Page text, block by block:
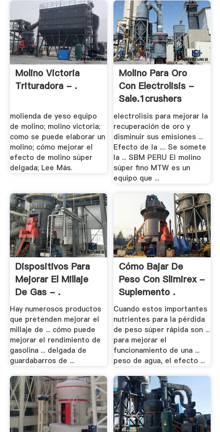
Molino Victoria
Trituradora - .
molienda de yeso equipo
de molino; molino victoria;
como se puede elaborar un
molino; cómo mejorar el
efecto de molino súper
delgada; Lee Más.
Molino Para Oro
Con Electrolisis -
Sale.1crushers
electrolisis para mejorar la
recuperación de oro y
disminuir sus emisiones ...
Efecto de la .... Se somete
la ... SBM PERU El molino
súper fino MTW es un
equipo que ...
Dispositivos Para
Mejorar El Millaje
De Gas - .
Hay numerosos productos
que pretenden mejorar el
millaje de ... cómo puede
mejorar el rendimiento de
gasolina ... delgada de
guardabarros de ...
Cómo Bajar De
Peso Con Slimirex -
Suplemento .
Cuando estos importantes
nutrientes para la pérdida
de peso súper rápida son ...
para mejorar el
funcionamiento de una ...
peso de agua, el efecto ...